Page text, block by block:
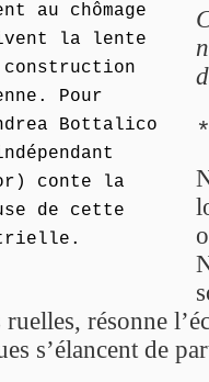
au chômage
la lente
Pour
Bottalico
conte la
de cette
ruelles, résonne
s’élancent de